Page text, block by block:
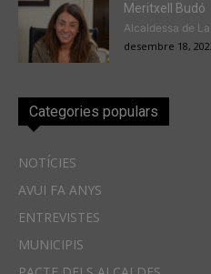
Meritxell Budó
Alcaldessa de
desembre 18,
Categories populars
NOTÍCIES
AVUI FA ANYS
ENTREVISTES
MUNICIPIS